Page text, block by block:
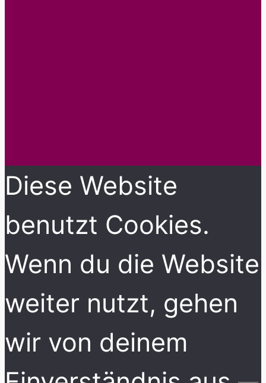
Diese Website
benutzt Cookies.
Wenn du die Website
weiter nutzt, gehen
wir von deinem